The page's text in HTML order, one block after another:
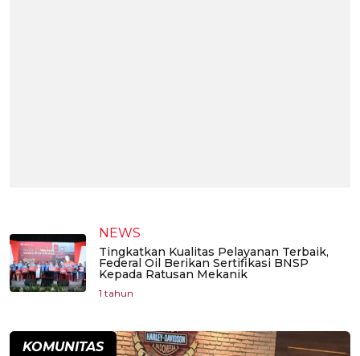
NEWS
Tingkatkan Kualitas Pelayanan Terbaik,
Federal Oil Berikan Sertifikasi BNSP
Kepada Ratusan Mekanik
1 tahun
KOMUNITAS